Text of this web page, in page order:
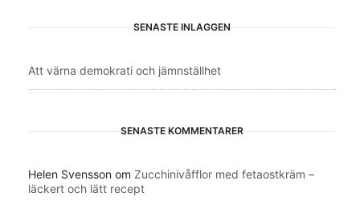
SENASTE INLÄGGEN
Att värna demokrati och jämnställhet
SENASTE KOMMENTARER
Helen Svensson om Zucchinivåfflor med fetaostkräm –
läckert och lätt recept